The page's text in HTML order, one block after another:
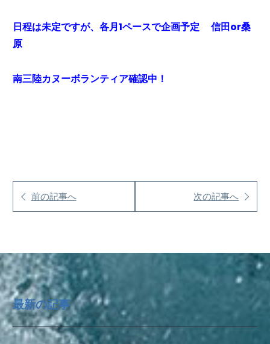
日程は未定ですが、各月1ペースで企画予定 信田or桑
原
南三陸カヌーボランティア確認中！
前の記事へ 次の記事へ
最新の記事